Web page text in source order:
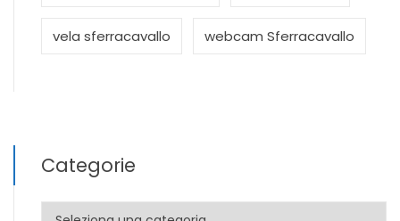
vela sferracavallo webcam Sferracavallo
Categorie
Categorie